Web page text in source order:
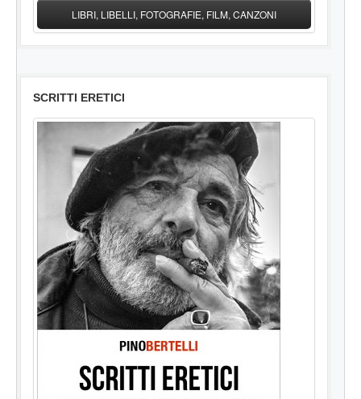
LIBRI, LIBELLI, FOTOGRAFIE, FILM, CANZONI
SCRITTI ERETICI